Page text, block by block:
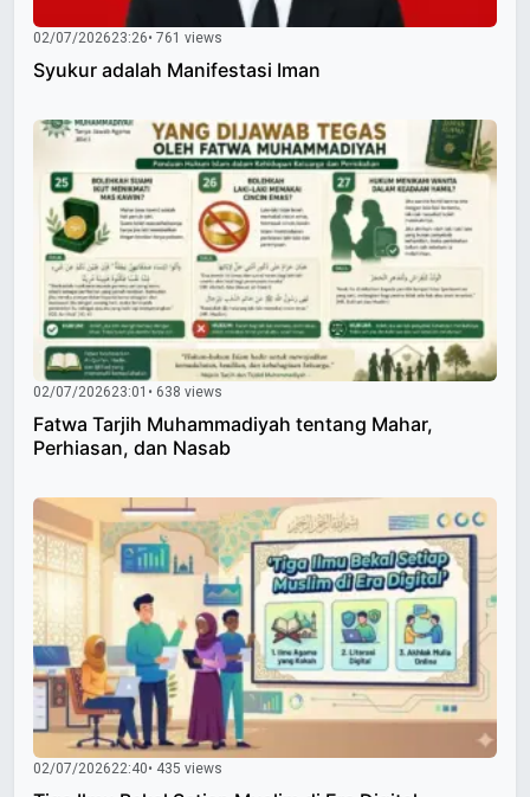
02/07/202623:26• 761 views
Syukur adalah Manifestasi Iman
02/07/202623:01 • 638 views
Fatwa Tarjih Muhammadiyah tentang Mahar,
Perhiasan, dan Nasab
02/07/202622:40• 435 views